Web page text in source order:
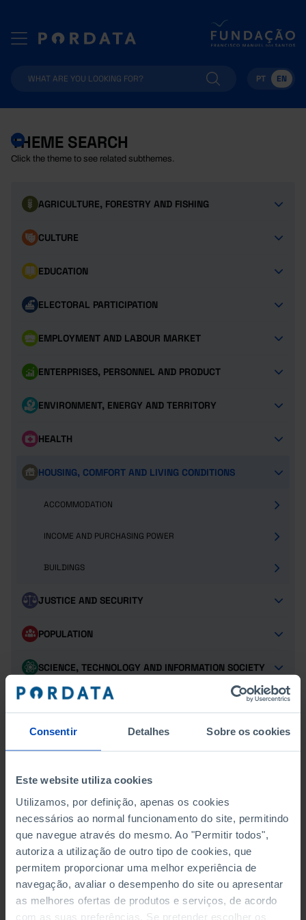
Consentir Detalhes Sobre os cookies
Este website utiliza cookies
Utilizamos, por definição, apenas os cookies
necessários ao normal funcionamento do site, permitindo
que navegue através do mesmo. Ao "Permitir todos",
autoriza a utilização de outro tipo de cookies, que
permitem proporcionar uma melhor experiência de
navegação, avaliar o desempenho do site ou apresentar
as melhores ofertas de produtos e serviços, de acordo
com as suas preferências. Se pretender escolher os
PT EN
THEME SEARCH
Click the theme to see related subthemes.
AGRICULTURE, FORESTRY AND FISHING
CULTURE
EDUCATION
ELECTORAL PARTICIPATION
EMPLOYMENT AND LABOUR MARKET
ENTERPRISES, PERSONNEL AND PRODUCT
ENVIRONMENT, ENERGY AND TERRITORY
HEALTH
HOUSING, COMFORT AND LIVING CONDITIONS
ACCOMMODATION
INCOME AND PURCHASING POWER
BUILDINGS
JUSTICE AND SECURITY
POPULATION
SCIENCE, TECHNOLOGY AND INFORMATION SOCIETY
SOCIAL PROTECTION
TOURISM
BUILDINGS
COMPLETED BY TYPE OF BUILDING WORK
COMPLETED FOR FAMILY HOUSING BY TYPE OF
BUILDING WORK
CONVENTIONAL FAMILY HOUSING